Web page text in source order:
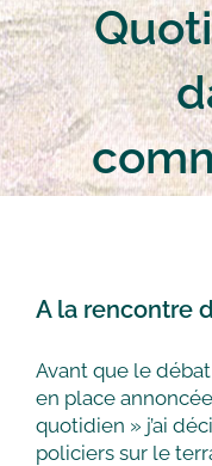
Contact
A la rencontre
Avant que le
en place
quotidien » j’ai
policiers sur le